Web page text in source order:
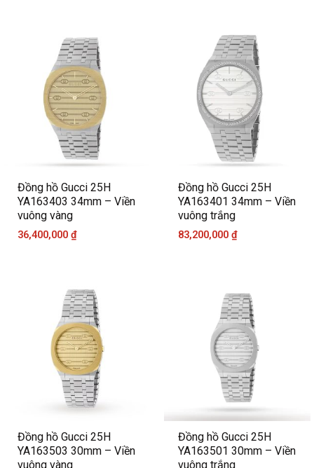
Đồng hồ Gucci 25H
YA163403 34mm – Viền
vuông vàng
36,400,000 ₫
Đồng hồ Gucci 25H
YA163401 34mm – Viền
vuông trắng
83,200,000 ₫
Đồng hồ Gucci 25H
YA163503 30mm – Viền
vuông vàng
Đồng hồ Gucci 25H
YA163501 30mm – Viền
vuông trắng